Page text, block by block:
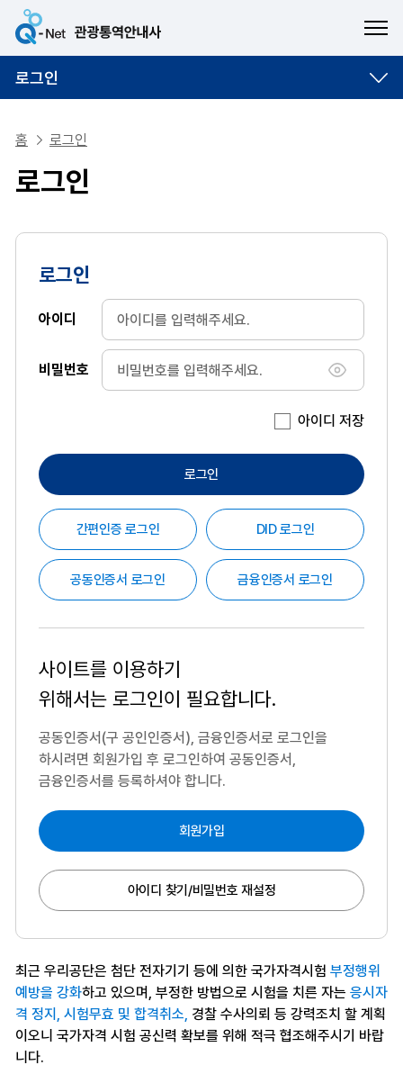
로그인
홈 로그인
로그인
로그인
아이디
비밀번호
비밀번호
아이디 저장
로그인
간편인증 로그인 DID 로그인
공동인증서 로그인 금융인증서 로그인
사이트를 이용하기
위해서는 로그인이 필요합니다.
공동인증서(구 공인인증서), 금융인증서로 로그인을
하시려면 회원가입 후 로그인하여 공동인증서,
금융인증서를 등록하셔야 합니다.
회원가입
아이디 찾기/비밀번호 재설정
최근 우리공단은 첨단 전자기기 등에 의한 국가자격시험 부정행위
예방을 강화하고 있으며, 부정한 방법으로 시험을 치른 자는 응시자
격 정지, 시험무효 및 합격취소, 경찰 수사의뢰 등 강력조치 할 계획
이오니 국가자격 시험 공신력 확보를 위해 적극 협조해주시기 바랍
니다.